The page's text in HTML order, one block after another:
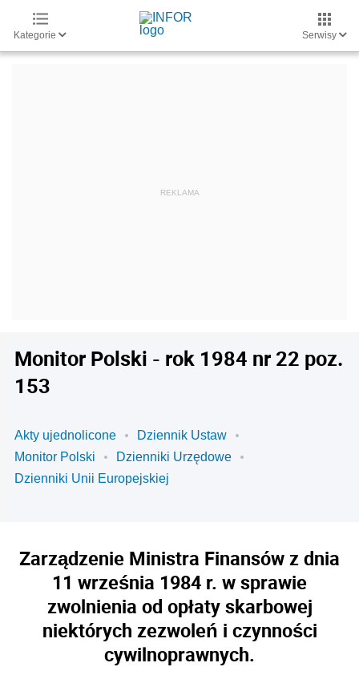
Kategorie Serwisy
Monitor Polski - rok 1984 nr 22 poz.
153
Akty ujednolicone
Dziennik Ustaw
Monitor Polski
Dzienniki Urzędowe
Dzienniki Unii Europejskiej
Zarządzenie Ministra Finansów z dnia
11 września 1984 r. w sprawie
zwolnienia od opłaty skarbowej
niektórych zezwoleń i czynności
cywilnoprawnych.